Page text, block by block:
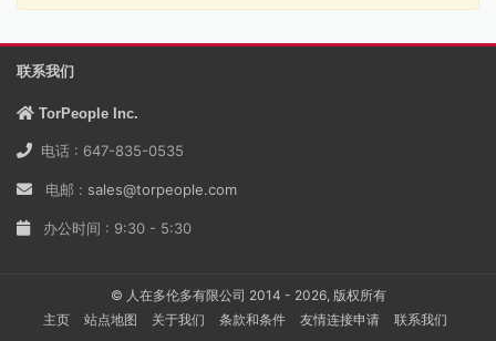
联系我们
TorPeople Inc.
电话 : 647-835-0535
电邮 : sales@torpeople.com
办公时间 : 9:30 - 5:30
© 人在多伦多有限公司 2014 - 2026, 版权所有
主页
站点地图 关于我们 条款和条件 友情连接申请 联系我们